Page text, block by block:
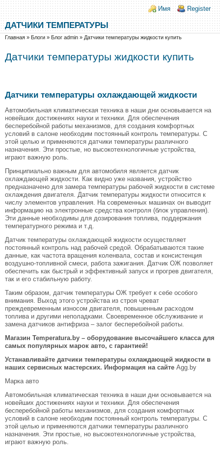
Перейти к основному содержанию
Skip to search
Login links
Имя Register
ДАТЧИКИ ТЕМПЕРАТУРЫ
Вы здесь
Главная » Блоги » Блог admin » Датчики температуры жидкости купить
Датчики температуры жидкости купить
Датчики температуры охлаждающей жидкости
Автомобильная климатическая техника в наши дни основывается на
новейших достижениях науки и техники. Для обеспечения
бесперебойной работы механизмов, для создания комфортных
условий в салоне необходим постоянный контроль температуры. С
этой целью и применяются датчики температуры различного
назначения. Эти простые, но высокотехнологичные устройства,
играют важную роль.
Принципиально важным для автомобиля является датчик
охлаждающей жидкости. Как видно уже названия, устройство
предназначено для замера температуры рабочей жидкости в системе
охлаждения двигателя. Датчик температуры жидкости относится к
числу элементов управления. На современных машинах он выводит
информацию на электронные средства контроля (блок управления).
Эти данные необходимы для дозирования топлива, поддержания
температурного режима и т.д.
Датчик температуры охлаждающей жидкости осуществляет
постоянный контроль над рабочей средой. Обрабатываются такие
данные, как частота вращения коленвала, состав и консистенция
воздушно-топливной смеси, работа зажигания. Датчик ОЖ позволяет
обеспечить как быстрый и эффективный запуск и прогрев двигателя,
так и его стабильную работу.
Таким образом, датчик температуры ОЖ требует к себе особого
внимания. Выход этого устройства из строя чреват
преждевременным износом двигателя, повышенным расходом
топлива и другими неполадками. Своевременное обслуживание и
замена датчиков антифриза – залог бесперебойной работы.
Магазин Temperatura.by – оборудование высочайшего класса для
самых популярных марок авто, с гарантией!
Устанавливайте датчики температуры охлаждающей жидкости в
наших сервисных мастерских. Информация на сайте Agg.by
Марка авто
Автомобильная климатическая техника в наши дни основывается на
новейших достижениях науки и техники. Для обеспечения
бесперебойной работы механизмов, для создания комфортных
условий в салоне необходим постоянный контроль температуры. С
этой целью и применяются датчики температуры различного
назначения. Эти простые, но высокотехнологичные устройства,
играют важную роль.